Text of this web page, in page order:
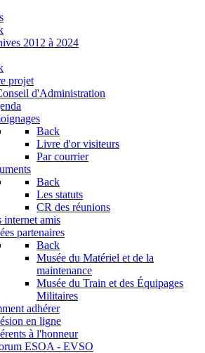
2012 à 2024
projet
d'Administration
Back
Livre d'or visiteurs
Par courrier
Back
Les statuts
CR des réunions
internet amis
partenaires
Back
Musée du Matériel et de la
maintenance
Musée du Train et des Équipages
Militaires
adhérer
en ligne
à l'honneur
ESOA - EVSO